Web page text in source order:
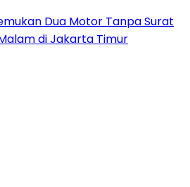
Dua Motor Tanpa Surat
di Jakarta Timur